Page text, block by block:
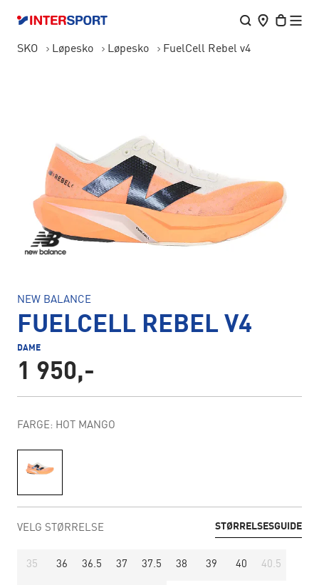
SKO Løpesko Løpesko FuelCell Rebel v4
NEW BALANCE
FUELCELL REBEL V4
DAME
1 950,-
FARGE: HOT MANGO
VELG STØRRELSE STØRRELSESGUIDE
35 36 36.5 37 37.5 38 39 40 40.5